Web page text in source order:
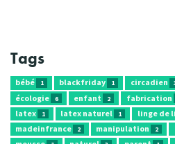
Tags
bébé 1 blackfriday 1 circadien
écologie 6 enfant 2 fabrication
latex 1 latex naturel 1 linge de
madeinfrance 2 manipulation 2